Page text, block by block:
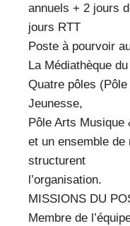
annuels + 2 jours
jours RTT
Poste à pourvoir
La Médiathèque
Quatre pôles
Jeunesse,
Pôle Arts Musique
et un ensemble
structurent
l’organisation.
MISSIONS DU
Membre de